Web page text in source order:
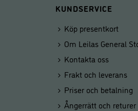
KUNDSERVICE
Köp presentkort
Om Leilas General
Kontakta oss
Frakt och leverans
Priser och betalning
Ångerrätt och returer